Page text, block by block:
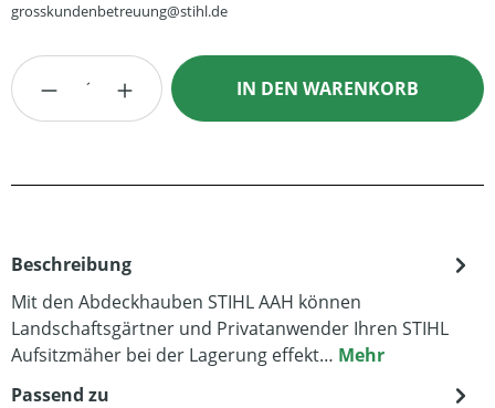
grosskundenbetreuung@stihl.de
Produkt Anzahl: Gib den gewünschten
IN DEN WARENKORB
Beschreibung
Mit den Abdeckhauben STIHL AAH können
Landschaftsgärtner und Privatanwender Ihren STIHL
Aufsitzmäher bei der Lagerung effekt… Mehr
Passend zu